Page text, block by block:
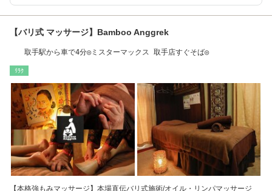
【バリ式 マッサージ】Bamboo Anggrek
取手駅から車で4分◎ミスターマックス 取手店すぐそば◎
ﾘﾗｸ
【本格強もみマッサージ】本場直伝バリ式施術/オイル・リンパマッサージ